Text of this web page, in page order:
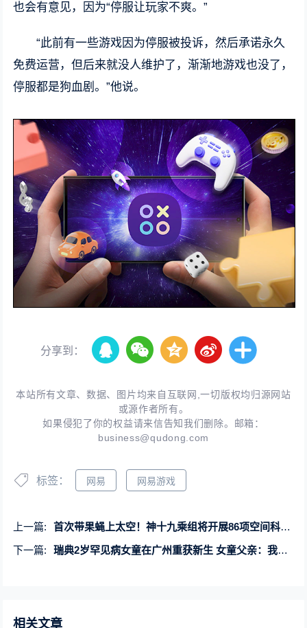
也会有意见，因为“停服让玩家不爽。”
“此前有一些游戏因为停服被投诉，然后承诺永久
免费运营，但后来就没人维护了，渐渐地游戏也没了，
停服都是狗血剧。”他说。
分享到：
本站所有文章、数据、图片均来自互联网,一切版权均归源网站
或源作者所有。
如果侵犯了你的权益请来信告知我们删除。邮箱：
business@qudong.com
标签： 网易 网易游戏
上一篇:
首次带果蝇上太空！神十九乘组将开展86项空间科学研究与技术试验
下一篇:
瑞典2岁罕见病女童在广州重获新生 女童父亲：我们问遍了全世界
相关文章